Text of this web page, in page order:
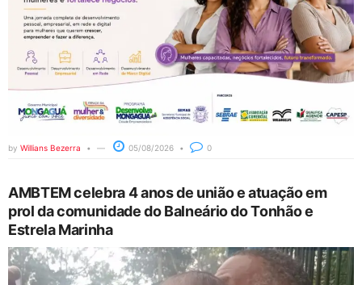
by Willians Bezerra 05/08/2026 0
AMBTEM celebra 4 anos de união e atuação em
prol da comunidade do Balneário do Tonhão e
Estrela Marinha